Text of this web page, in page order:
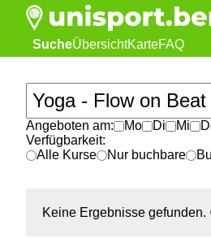
SucheÜbersichtKarteFAQ
Angeboten am: Mo Di Mi
Verfügbarkeit:
Alle Kurse
Nur buchbare
Keine Ergebnisse gefunden.